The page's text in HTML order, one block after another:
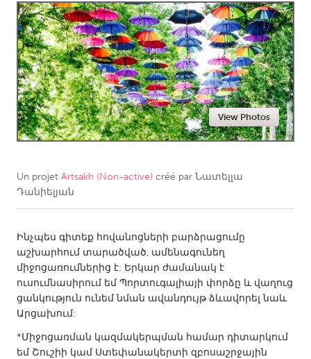
Javakhk
Yerevan
AUSTRALIA
Adelaide
Fleurieu
Lake Mac
Lower Hunter
Newcastle
Sydney
Amherstburg
Kingston
Kitchener-Waterloo
South Shore
Toronto
MALAYSIA
Kuala Lumpur
NETHERLANDS
View Photos
Un projet Artsakh (Non-active) créé par Նատելլա
Դանիելյան
Ինչպես գիտեք հովանոցների բարձրացումը
աշխարհում տարածված, ամենագունեղ
միջոցառումներից է: Երկար ժամանակ է
ուսումնասիրում եմ Պորտուգալիայի փորձը և վաղուց
ցանկություն ունեմ նման ավանդույթ ձևավորել նաև
Արցախում:
*Միջոցառման կազմակերպման համար դիտարկում
եմ Շուշիի կամ Ստեփանակերտի զբոսաշրջային